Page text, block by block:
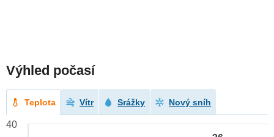
Výhled počasí
Teplota Vítr Srážky Nový sníh
40